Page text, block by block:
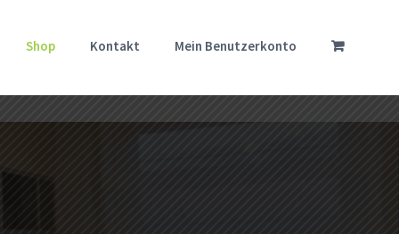
Shop Kontakt Mein Benutzerkonto